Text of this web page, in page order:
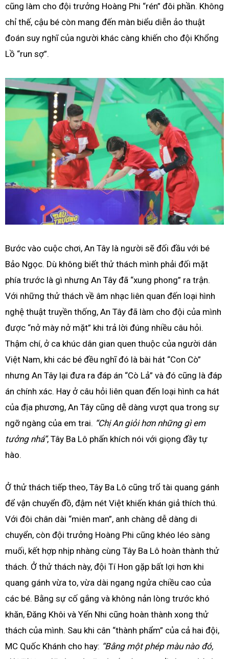
cũng làm cho đội trưởng Hoàng Phi “rén” đôi phần. Không
chỉ thế, cậu bé còn mang đến màn biểu diễn ảo thuật
đoán suy nghĩ của người khác càng khiến cho đội Khổng
Lồ “run sợ”.
Bước vào cuộc chơi, An Tây là người sẽ đối đầu với bé
Bảo Ngọc. Dù không biết thử thách mình phải đối mặt
phía trước là gì nhưng An Tây đã “xung phong” ra trận.
Với những thử thách về âm nhạc liên quan đến loại hình
nghệ thuật truyền thống, An Tây đã làm cho đội của mình
được “nở mày nở mặt” khi trả lời đúng nhiều câu hỏi.
Thậm chí, ở ca khúc dân gian quen thuộc của người dân
Việt Nam, khi các bé đều nghĩ đó là bài hát “Con Cò”
nhưng An Tây lại đưa ra đáp án “Cò Lả” và đó cũng là đáp
án chính xác. Hay ở câu hỏi liên quan đến loại hình ca hát
của địa phương, An Tây cũng dễ dàng vượt qua trong sự
ngỡ ngàng của em trai. “Chị An giỏi hơn những gì em
tưởng nhá”, Tây Ba Lô phấn khích nói với giọng đầy tự
hào.
Ở thử thách tiếp theo, Tây Ba Lô cũng trổ tài quang gánh
để vận chuyển đồ, đậm nét Việt khiến khán giả thích thú.
Với đôi chân dài “miên man”, anh chàng dễ dàng di
chuyển, còn đội trưởng Hoàng Phi cũng khéo léo sàng
muối, kết hợp nhịp nhàng cùng Tây Ba Lô hoàn thành thử
thách. Ở thử thách này, đội Tí Hon gặp bất lợi hơn khi
quang gánh vừa to, vừa dài ngang ngửa chiều cao của
các bé. Bằng sự cố gắng và không nản lòng trước khó
khăn, Đăng Khôi và Yến Nhi cũng hoàn thành xong thử
thách của mình. Sau khi cân “thành phẩm” của cả hai đội,
MC Quốc Khánh cho hay: “Bằng một phép màu nào đó,